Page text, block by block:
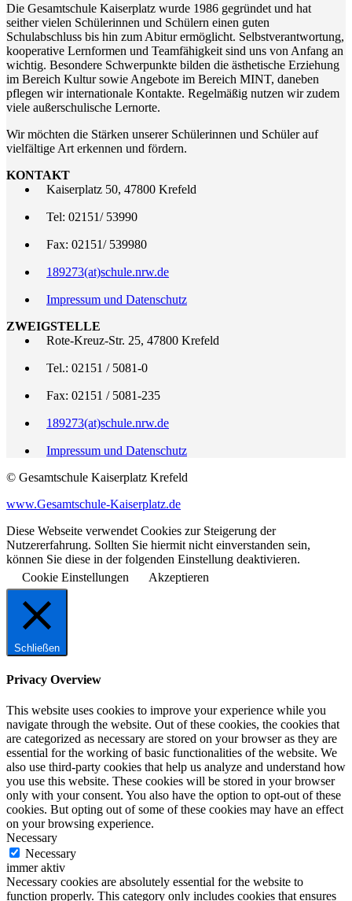
Die Gesamtschule Kaiserplatz wurde 1986 gegründet und hat
seither vielen Schülerinnen und Schülern einen guten
Schulabschluss bis hin zum Abitur ermöglicht. Selbstverantwortung,
kooperative Lernformen und Teamfähigkeit sind uns von Anfang an
wichtig. Besondere Schwerpunkte bilden die ästhetische Erziehung
im Bereich Kultur sowie Angebote im Bereich MINT, daneben
pflegen wir internationale Kontakte. Regelmäßig nutzen wir zudem
viele außerschulische Lernorte.
Wir möchten die Stärken unserer Schülerinnen und Schüler auf
vielfältige Art erkennen und fördern.
KONTAKT
Kaiserplatz 50, 47800 Krefeld
Tel: 02151/ 53990
Fax: 02151/ 539980
189273(at)schule.nrw.de
Impressum und Datenschutz
ZWEIGSTELLE
Rote-Kreuz-Str. 25, 47800 Krefeld
Tel.: 02151 / 5081-0
Fax: 02151 / 5081-235
189273(at)schule.nrw.de
Impressum und Datenschutz
© Gesamtschule Kaiserplatz Krefeld
www.Gesamtschule-Kaiserplatz.de
Diese Webseite verwendet Cookies zur Steigerung der
Nutzererfahrung. Sollten Sie hiermit nicht einverstanden sein,
können Sie diese in der folgenden Einstellung deaktivieren.
Cookie Einstellungen
Akzeptieren
Schließen
Privacy Overview
This website uses cookies to improve your experience while you
navigate through the website. Out of these cookies, the cookies that
are categorized as necessary are stored on your browser as they are
essential for the working of basic functionalities of the website. We
also use third-party cookies that help us analyze and understand how
you use this website. These cookies will be stored in your browser
only with your consent. You also have the option to opt-out of these
cookies. But opting out of some of these cookies may have an effect
on your browsing experience.
Necessary
Necessary
immer aktiv
Necessary cookies are absolutely essential for the website to
function properly. This category only includes cookies that ensures